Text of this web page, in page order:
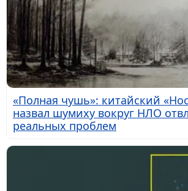
«Полная чушь»: китайский
назвал шумиху вокруг НЛО
реальных проблем